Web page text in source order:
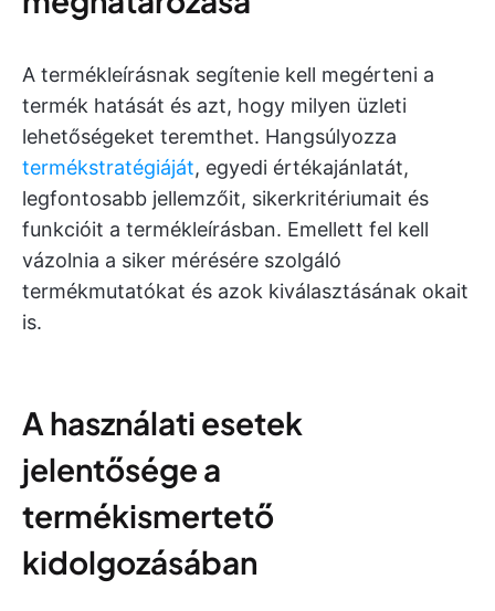
A termékleírásnak segítenie kell megérteni a
termék hatását és azt, hogy milyen üzleti
lehetőségeket teremthet. Hangsúlyozza
termékstratégiáját, egyedi értékajánlatát,
legfontosabb jellemzőit, sikerkritériumait és
funkcióit a termékleírásban. Emellett fel kell
vázolnia a siker mérésére szolgáló
termékmutatókat és azok kiválasztásának okait
is.
A használati esetek
jelentősége a
termékismertető
kidolgozásában